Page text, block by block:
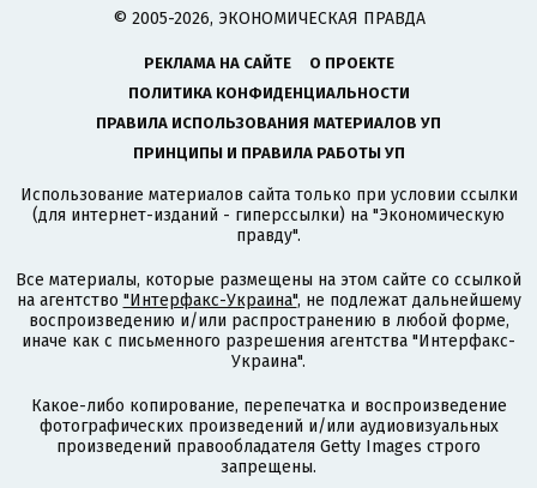
© 2005-2026, ЭКОНОМИЧЕСКАЯ ПРАВДА
РЕКЛАМА НА САЙТЕ
О ПРОЕКТЕ
ПОЛИТИКА КОНФИДЕНЦИАЛЬНОСТИ
ПРАВИЛА ИСПОЛЬЗОВАНИЯ МАТЕРИАЛОВ УП
ПРИНЦИПЫ И ПРАВИЛА РАБОТЫ УП
Использование материалов сайта только при условии ссылки
(для интернет-изданий - гиперссылки) на "Экономическую
правду".
Все материалы, которые размещены на этом сайте со ссылкой
на агентство "Интерфакс-Украина", не подлежат дальнейшему
воспроизведению и/или распространению в любой форме,
иначе как с письменного разрешения агентства "Интерфакс-
Украина".
Какое-либо копирование, перепечатка и воспроизведение
фотографических произведений и/или аудиовизуальных
произведений правообладателя Getty Images строго
запрещены.